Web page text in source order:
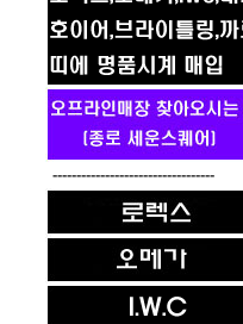
----------------------------------